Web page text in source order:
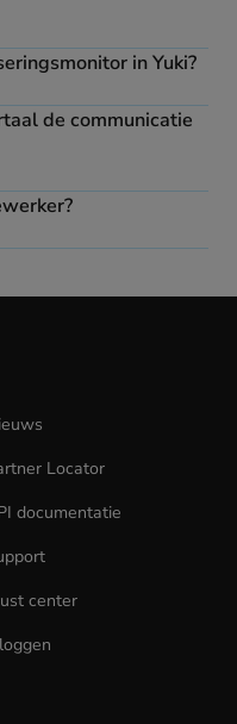
in Yuki?
de communicatie
Locator
documentatie
center